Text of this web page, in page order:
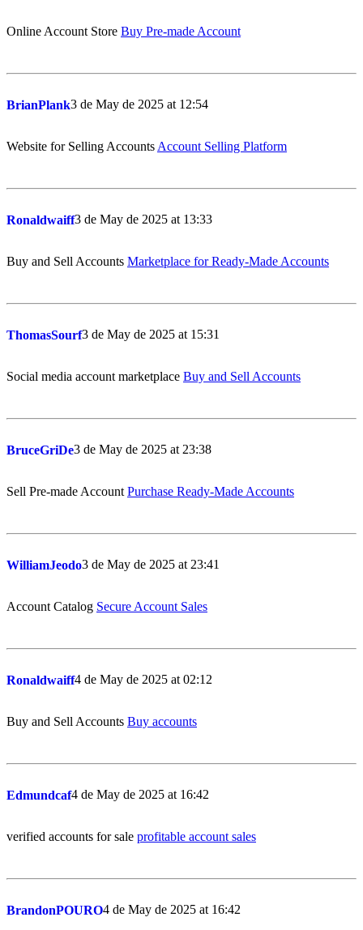
Online Account Store Buy Pre-made Account
BrianPlank3 de May de 2025 at 12:54
Website for Selling Accounts Account Selling Platform
Ronaldwaiff3 de May de 2025 at 13:33
Buy and Sell Accounts Marketplace for Ready-Made Accounts
ThomasSourf3 de May de 2025 at 15:31
Social media account marketplace Buy and Sell Accounts
BruceGriDe3 de May de 2025 at 23:38
Sell Pre-made Account Purchase Ready-Made Accounts
WilliamJeodo3 de May de 2025 at 23:41
Account Catalog Secure Account Sales
Ronaldwaiff4 de May de 2025 at 02:12
Buy and Sell Accounts Buy accounts
Edmundcaf4 de May de 2025 at 16:42
verified accounts for sale profitable account sales
BrandonPOURO4 de May de 2025 at 16:42